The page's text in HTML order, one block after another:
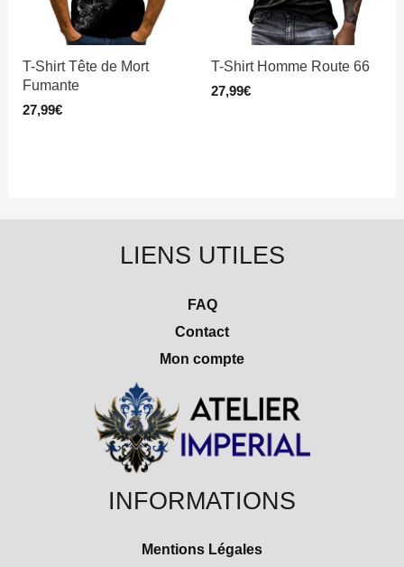
T-Shirt Tête de Mort
Fumante
27,99€
T-Shirt Homme Route 66
27,99€
LIENS UTILES
FAQ
Contact
Mon compte
INFORMATIONS
Mentions Légales